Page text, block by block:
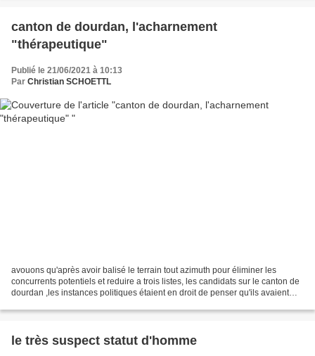
canton de dourdan, l'acharnement
"thérapeutique"
Publié le 21/06/2021 à 10:13
Par Christian SCHOETTL
avouons qu'après avoir balisé le terrain tout azimuth pour éliminer les
concurrents potentiels et reduire a trois listes, les candidats sur le canton de
dourdan ,les instances politiques étaient en droit de penser qu'ils avaient
le très suspect statut d'homme